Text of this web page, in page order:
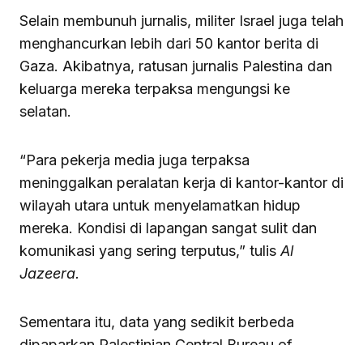
Selain membunuh jurnalis, militer Israel juga telah
menghancurkan lebih dari 50 kantor berita di
Gaza. Akibatnya, ratusan jurnalis Palestina dan
keluarga mereka terpaksa mengungsi ke
selatan.
“Para pekerja media juga terpaksa
meninggalkan peralatan kerja di kantor-kantor di
wilayah utara untuk menyelamatkan hidup
mereka. Kondisi di lapangan sangat sulit dan
komunikasi yang sering terputus,” tulisAl
Jazeera.
Sementara itu, data yang sedikit berbeda